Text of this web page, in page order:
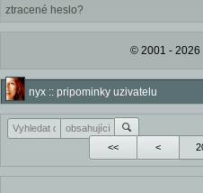
ztracené heslo?
© 2001 - 2026 |
nyx :: pripominky uzivatelu
<< <